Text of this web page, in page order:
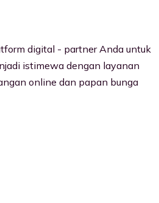
digital - partner Anda untuk
istimewa dengan layanan
online dan papan bunga